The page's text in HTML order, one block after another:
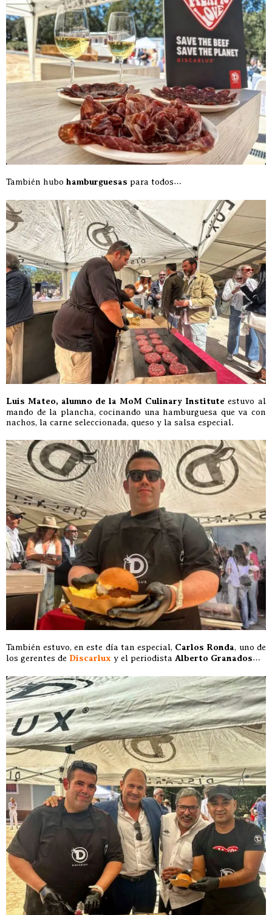
También hubo hamburguesas para todos…
Luis Mateo, alumno de la MoM Culinary Institute estuvo al
mando de la plancha, cocinando una hamburguesa que va con
nachos, la carne seleccionada, queso y la salsa especial.
También estuvo, en este día tan especial, Carlos Ronda, uno de
los gerentes de Discarlux y el periodista Alberto Granados…